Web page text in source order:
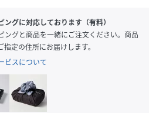
24-23 NY6126)
グに対応しております（有料）
ングと商品を一緒にご注文ください。商品
定の住所にお届けします。
ビスについて